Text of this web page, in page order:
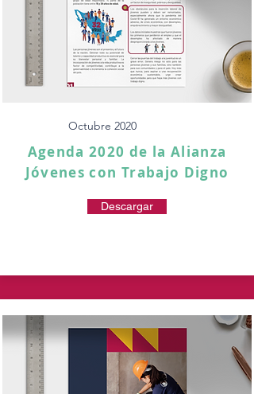
Octubre 2020
Agenda 2020 de la Alianza
Jóvenes con Trabajo Digno
Descargar